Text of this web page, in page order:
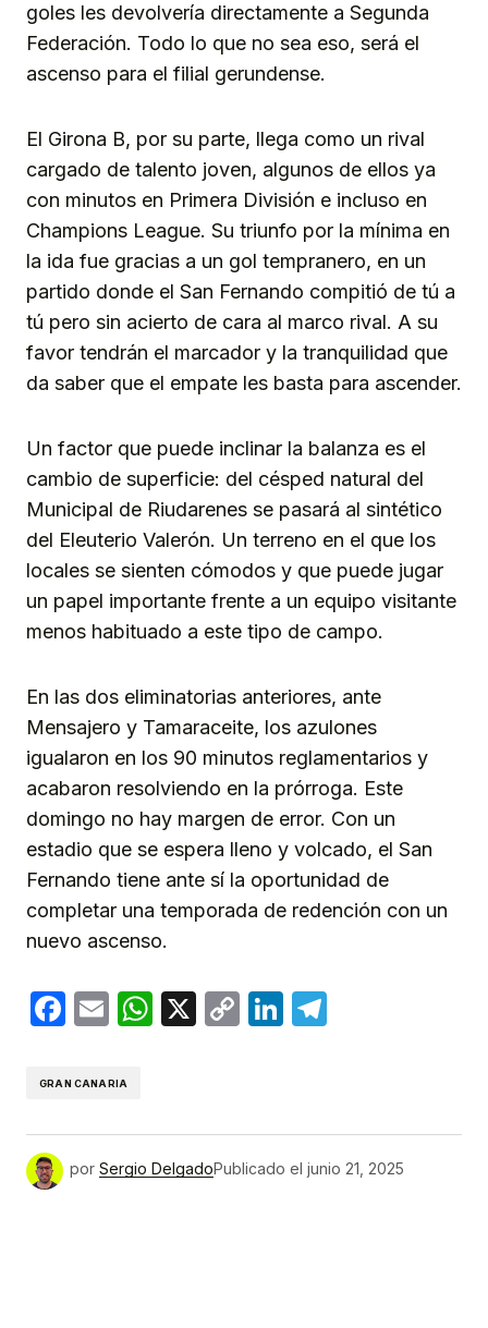
goles les devolvería directamente a Segunda
Federación. Todo lo que no sea eso, será el
ascenso para el filial gerundense.
El Girona B, por su parte, llega como un rival
cargado de talento joven, algunos de ellos ya
con minutos en Primera División e incluso en
Champions League. Su triunfo por la mínima en
la ida fue gracias a un gol tempranero, en un
partido donde el San Fernando compitió de tú a
tú pero sin acierto de cara al marco rival. A su
favor tendrán el marcador y la tranquilidad que
da saber que el empate les basta para ascender.
Un factor que puede inclinar la balanza es el
cambio de superficie: del césped natural del
Municipal de Riudarenes se pasará al sintético
del Eleuterio Valerón. Un terreno en el que los
locales se sienten cómodos y que puede jugar
un papel importante frente a un equipo visitante
menos habituado a este tipo de campo.
En las dos eliminatorias anteriores, ante
Mensajero y Tamaraceite, los azulones
igualaron en los 90 minutos reglamentarios y
acabaron resolviendo en la prórroga. Este
domingo no hay margen de error. Con un
estadio que se espera lleno y volcado, el San
Fernando tiene ante sí la oportunidad de
completar una temporada de redención con un
nuevo ascenso.
Facebook
EmailWhatsApp
X
CopyLinkedIn
GRAN CANARIA
por Sergio DelgadoPublicado el junio 21, 2025